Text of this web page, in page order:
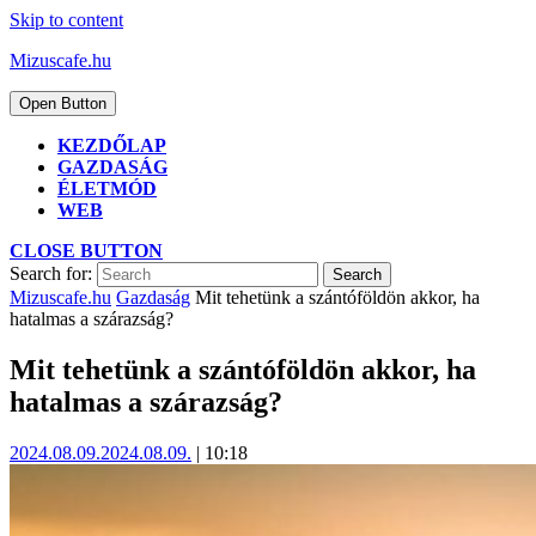
Skip to content
Mizuscafe.hu
Open Button
KEZDŐLAP
GAZDASÁG
ÉLETMÓD
WEB
CLOSE BUTTON
Search for:
Mizuscafe.hu Gazdaság Mit tehetünk a szántóföldön akkor, ha
hatalmas a szárazság?
Mit tehetünk a szántóföldön akkor, ha
hatalmas a szárazság?
2024.08.09.2024.08.09. | 10:18